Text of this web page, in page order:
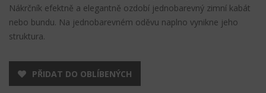
Nákrčník efektně a elegantně ozdobí jednobarevný zimní kabát
nebo bundu. Na jednobarevném oděvu naplno vynikne jeho
struktura.
PŘIDAT DO OBLÍBENÝCH